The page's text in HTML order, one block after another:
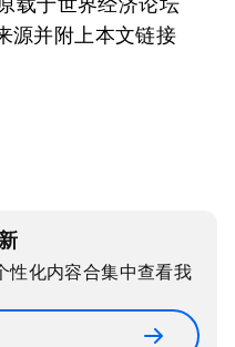
源并附上本文链接
性化内容合集中查看我